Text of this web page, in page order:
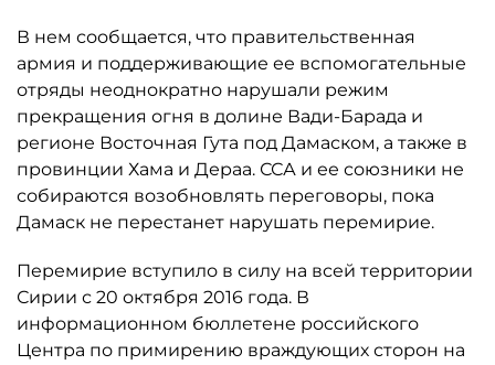
В нем сообщается, что правительственная
армия и поддерживающие ее вспомогательные
отряды неоднократно нарушали режим
прекращения огня в долине Вади-Барада и
регионе Восточная Гута под Дамаском, а также в
провинции Хама и Дераа. ССА и ее союзники не
собираются возобновлять переговоры, пока
Дамаск не перестанет нарушать перемирие.
Перемирие вступило в силу на всей территории
Сирии с 20 октября 2016 года. В
информационном бюллетене российского
Центра по примирению враждующих сторон на